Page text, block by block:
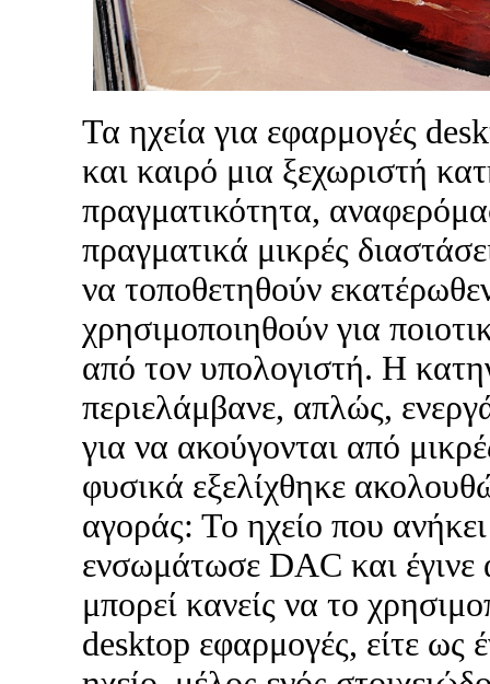
Τα ηχεία για εφαρμογές
και καιρό μια ξεχωριστή
πραγματικότητα,
πραγματικά μικρές
να τοποθετηθούν
χρησιμοποιηθούν για
από τον υπολογιστή. Η
περιελάμβανε, απλώς,
για να ακούγονται από
φυσικά εξελίχθηκε
αγοράς: Το ηχείο που
ενσωμάτωσε DAC και
μπορεί κανείς να το
desktop εφαρμογές, είτε ως